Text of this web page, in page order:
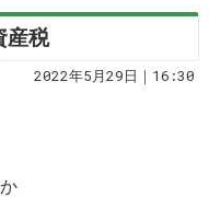
税
2022年5月29日｜16:30